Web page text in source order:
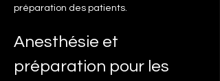
préparation des patients.
Anesthésie et
préparation pour les